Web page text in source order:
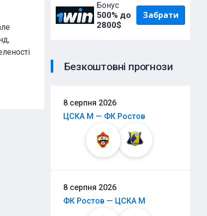
Бонус
500% до
2800$
Забрати
Безкоштовні прогнози
8 серпня 2026
ЦСКА М — ФК Ростов
8 серпня 2026
ФК Ростов — ЦСКА М